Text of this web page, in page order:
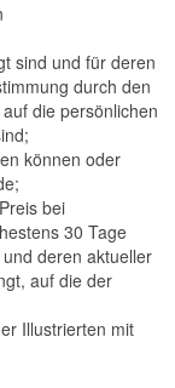
sind und für deren
durch den
die persönlichen
können oder
bei
30 Tage
deren aktueller
auf die der
Illustrierten mit